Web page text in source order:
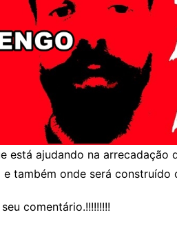
está ajudando na
também onde será construído
comentário.!!!!!!!!!